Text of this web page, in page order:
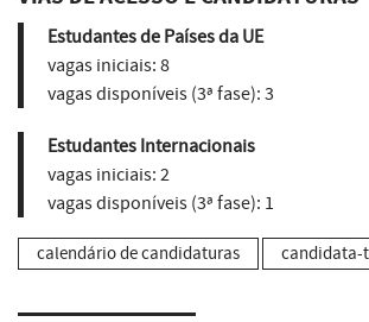
Estudantes de Países da UE
vagas iniciais: 8
vagas disponíveis (3ª fase): 3
Estudantes Internacionais
vagas iniciais: 2
vagas disponíveis (3ª fase): 1
calendário de candidaturas candidata-